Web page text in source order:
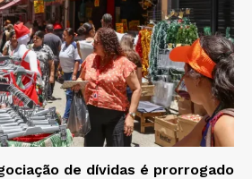
de dívidas é prorrogado